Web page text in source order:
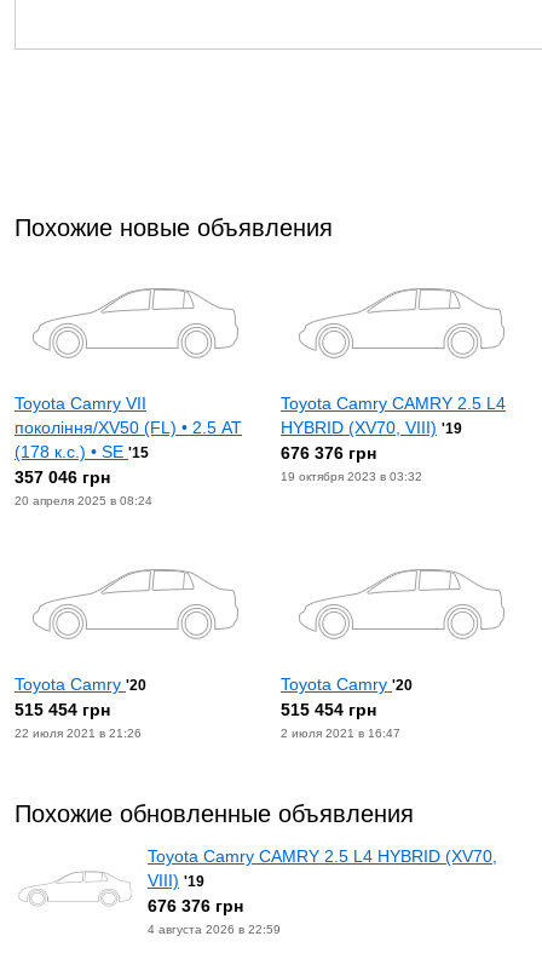
Похожие новые объявления
Toyota Camry VII
покоління/XV50 (FL) • 2.5 АТ
(178 к.с.) • SE '15
357 046 грн
20 апреля 2025 в 08:24
Toyota Camry CAMRY 2.5 L4
HYBRID (XV70, VIII) '19
676 376 грн
19 октября 2023 в 03:32
Toyota Camry '20
515 454 грн
22 июля 2021 в 21:26
Toyota Camry '20
515 454 грн
2 июля 2021 в 16:47
Похожие обновленные объявления
Toyota Camry CAMRY 2.5 L4 HYBRID (XV70,
VIII) '19
676 376 грн
4 августа 2026 в 22:59